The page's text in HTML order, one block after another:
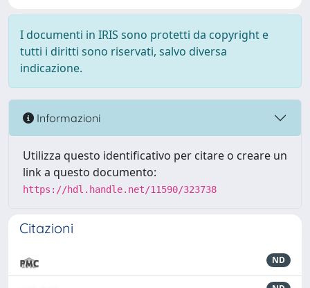
I documenti in IRIS sono protetti da copyright e
tutti i diritti sono riservati, salvo diversa
indicazione.
Informazioni
Utilizza questo identificativo per citare o creare un
link a questo documento:
https://hdl.handle.net/11590/323738
Citazioni
ND